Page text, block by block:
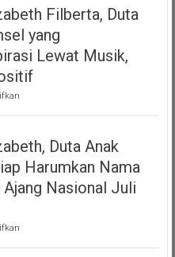
Operasional
Dua
LMK
Produser
Fonogram
Filberta, Duta
yang
Lewat Musik,
pada
Elizabeth
Duta
Sumsel
Menginspirasi
Modelling
Duta Anak
Harumkan Nama
Ajang Nasional Juli
pada
Elizabeth,